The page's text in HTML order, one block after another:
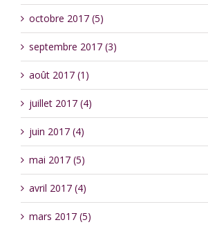
octobre 2017 (5)
septembre 2017 (3)
août 2017 (1)
juillet 2017 (4)
juin 2017 (4)
mai 2017 (5)
avril 2017 (4)
mars 2017 (5)